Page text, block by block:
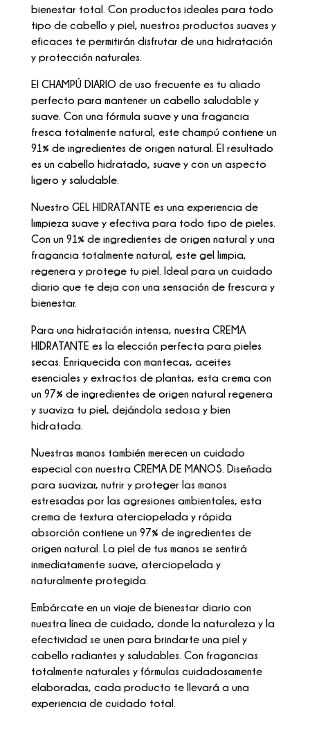
bienestar total. Con productos ideales para todo
tipo de cabello y piel, nuestros productos suaves y
eficaces te permitirán disfrutar de una hidratación
y protección naturales.
El CHAMPÚ DIARIO de uso frecuente es tu aliado
perfecto para mantener un cabello saludable y
suave. Con una fórmula suave y una fragancia
fresca totalmente natural, este champú contiene un
91% de ingredientes de origen natural. El resultado
es un cabello hidratado, suave y con un aspecto
ligero y saludable.
Nuestro GEL HIDRATANTE es una experiencia de
limpieza suave y efectiva para todo tipo de pieles.
Con un 91% de ingredientes de origen natural y una
fragancia totalmente natural, este gel limpia,
regenera y protege tu piel. Ideal para un cuidado
diario que te deja con una sensación de frescura y
bienestar.
Para una hidratación intensa, nuestra CREMA
HIDRATANTE es la elección perfecta para pieles
secas. Enriquecida con mantecas, aceites
esenciales y extractos de plantas, esta crema con
un 97% de ingredientes de origen natural regenera
y suaviza tu piel, dejándola sedosa y bien
hidratada.
Nuestras manos también merecen un cuidado
especial con nuestra CREMA DE MANOS. Diseñada
para suavizar, nutrir y proteger las manos
estresadas por las agresiones ambientales, esta
crema de textura aterciopelada y rápida
absorción contiene un 97% de ingredientes de
origen natural. La piel de tus manos se sentirá
inmediatamente suave, aterciopelada y
naturalmente protegida.
Embárcate en un viaje de bienestar diario con
nuestra línea de cuidado, donde la naturaleza y la
efectividad se unen para brindarte una piel y
cabello radiantes y saludables. Con fragancias
totalmente naturales y fórmulas cuidadosamente
elaboradas, cada producto te llevará a una
experiencia de cuidado total.